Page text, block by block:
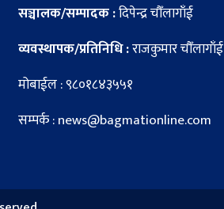
सञ्चालक/सम्पादक :दिपेन्द्र चौँलागाँई
व्यवस्थापक/प्रतिनिधि :राजकुमार चौँलागाँई
मोबाईल : ९८०१८४३५५१
सम्पर्क : news@bagmationline.com